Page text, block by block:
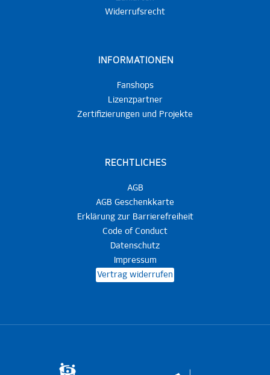
Widerrufsrecht
INFORMATIONEN
Fanshops
Lizenzpartner
Zertifizierungen und Projekte
RECHTLICHES
AGB
AGB Geschenkkarte
Erklärung zur Barrierefreiheit
Code of Conduct
Datenschutz
Impressum
Vertrag widerrufen